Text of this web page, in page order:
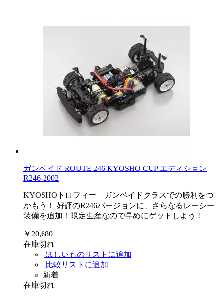
ガンベイド ROUTE 246 KYOSHO CUP エディション
R246-2002
KYOSHOトロフィー ガンベイドクラスでの勝利をつ
かもう！ 好評のR246バージョンに、さらなるレーシー
装備を追加！限定生産なので早めにゲットしよう!!
￥20,680
在庫切れ
ほしいものリストに追加
比較リストに追加
新着
在庫切れ